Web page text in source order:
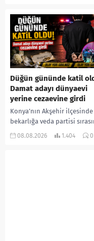
kadın kıyafetleri giydirdiği,
özür videosu çektirip...
Düğün gününde katil
Damat adayı dünyaevi
yerine cezaevine girdi
Konya’nın Akşehir ilçesinde
bekarlığa veda partisi
çıkan kavgada bir kişi
08.08.2026 1.404 0